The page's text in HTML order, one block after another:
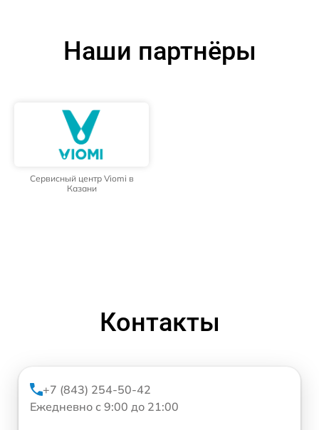
Наши партнёры
Сервисный центр Viomi в
Казани
Контакты
+7 (843) 254-50-42
Ежедневно с 9:00 до 21:00